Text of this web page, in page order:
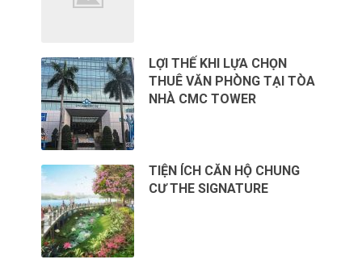
LỢI THẾ KHI LỰA CHỌN
THUÊ VĂN PHÒNG TẠI TÒA
NHÀ CMC TOWER
TIỆN ÍCH CĂN HỘ CHUNG
CƯ THE SIGNATURE